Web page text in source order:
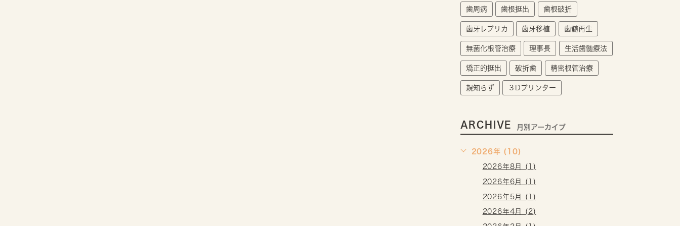
歯周病 歯根挺出 歯根破折
歯牙レプリカ 歯牙移植 歯髄再生
無菌化根管治療 理事長 生活歯髄療法
矯正的挺出 破折歯 精密根管治療
親知らず ３Dプリンター
ARCHIVE 月別アーカイブ
2026年 (10)
2026年8月 (1)
2026年6月 (1)
2026年5月 (1)
2026年4月 (2)